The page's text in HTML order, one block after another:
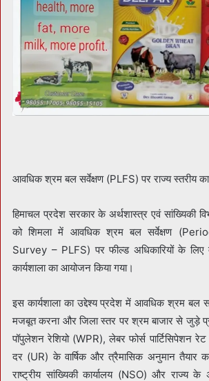
आवधिक श्रम बल सर्वेक्षण (PLFS) पर राज्य स्तरीय
हिमाचल प्रदेश सरकार के अर्थशास्त्र एवं सांख्यिकी
को शिमला में आवधिक श्रम बल सर्वेक्षण
Survey – PLFS) पर फील्ड अधिकारियों के लिए
कार्यशाला का आयोजन किया गया।
इस कार्यशाला का उद्देश्य प्रदेश में आवधिक श्रम बल
मजबूत करना और जिला स्तर पर श्रम बाजार से जुड़े
पॉपुलेशन रेशियो (WPR), लेबर फोर्स पार्टिसिपेशन
दर (UR) के वार्षिक और त्रैमासिक अनुमान तैयार
राष्ट्रीय सांख्यिकी कार्यालय (NSO) और राज्य के